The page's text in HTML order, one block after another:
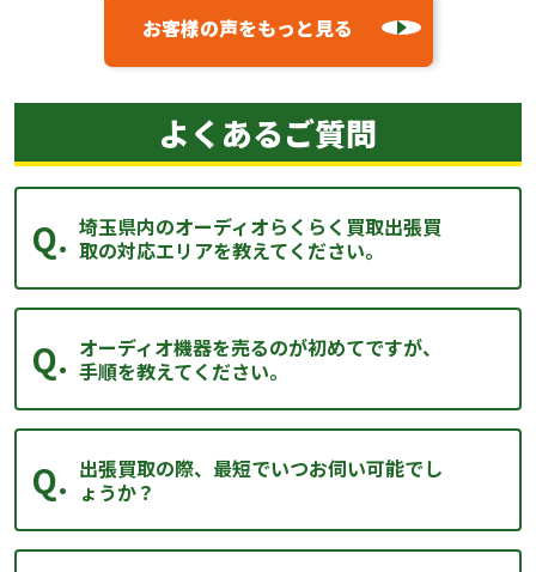
お客様の声をもっと見る
よくあるご質問
埼玉県内のオーディオらくらく買取出張買
取の対応エリアを教えてください。
オーディオ機器を売るのが初めてですが、
手順を教えてください。
出張買取の際、最短でいつお伺い可能でし
ょうか？